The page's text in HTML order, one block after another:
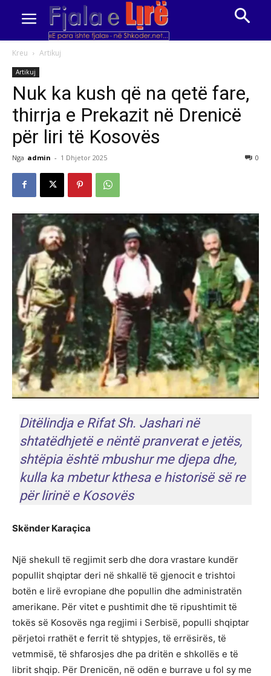
Kreu Artikuj
Artikuj
Nuk ka kush që na qetë fare,
thirrja e Prekazit në Drenicë
për liri të Kosovës
Nga admin - 1 Dhjetor 2025 0
Ditëlindja e Rifat Sh. Jashari në
shtatëdhjetë e nëntë pranverat e jetës,
shtëpia është mbushur me djepa dhe,
kulla ka mbetur kthesa e historisë së re
për lirinë e Kosovës
Skënder Karaçica
Një shekull të regjimit serb dhe dora vrastare kundër
popullit shqiptar deri në shkallë të gjenocit e trishtoi
botën e lirë evropiane dhe popullin dhe administratën
amerikane. Për vitet e pushtimit dhe të ripushtimit të
tokës së Kosovës nga regjimi i Serbisë, populli shqiptar
përjetoi rrathët e ferrit të shtypjes, të errësirës, të
vetmmisë, të shfarosjes dhe pa dritën e shkollës e të
librit shqip. Për Drenicën, në odën e burrave u fol sy me